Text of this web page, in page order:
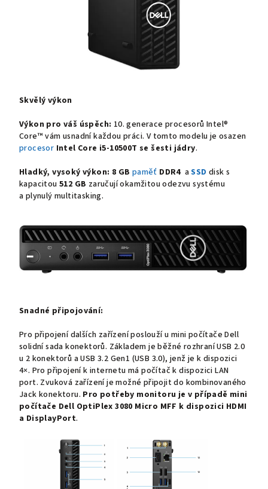
Skvělý výkon
Výkon pro váš úspěch: 10. generace procesorů Intel®
Core™ vám usnadní každou práci. V tomto modelu je osazen
procesor Intel Core i5-10500T se šesti jádry.
Hladký, vysoký výkon: 8 GB paměť DDR4aSSD disk s
kapacitou512 GB zaručují okamžitou odezvu systému
a plynulý multitasking.
Snadné připojování:
Pro připojení dalších zařízení poslouží u mini počítače Dell
solidní sada konektorů. Základem je běžné rozhraní USB 2.0
u 2 konektorů a USB 3.2 Gen1 (USB 3.0), jenž je k dispozici
4×. Pro připojení k internetu má počítač k dispozici LAN
port. Zvuková zařízení je možné připojit do kombinovaného
Jack konektoru. Pro potřeby monitoru je v případě mini
počítače Dell OptiPlex 3080 Micro MFF k dispozici HDMI
a DisplayPort.